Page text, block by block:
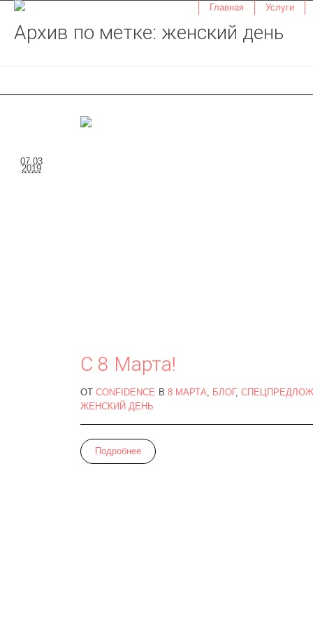
Главная Услуги
Архив по метке: женский день
07.03
2019
С 8 Марта!
ОТ CONFIDENCE В 8 МАРТА БЛОГ,
ЖЕНСКИЙ ДЕНЬ
Подробнее